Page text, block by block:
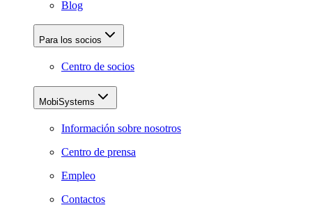
Blog
Para los socios
Centro de socios
MobiSystems
Información sobre nosotros
Centro de prensa
Empleo
Contactos